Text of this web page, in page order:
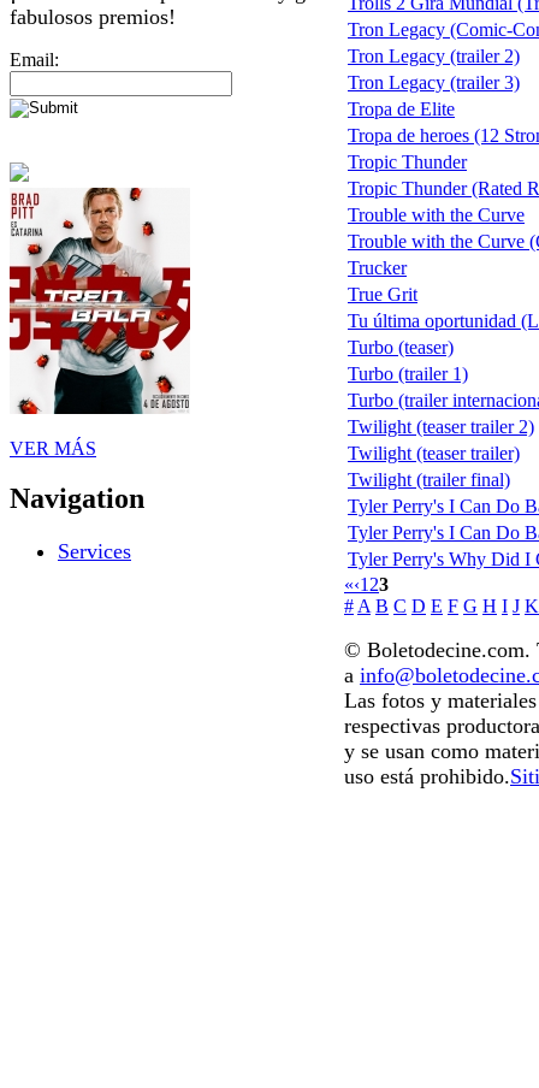
fabulosos premios!
Email:
VER MÁS
Navigation
Services
Tron Legacy (Comic-
Tron Legacy (trailer 2)
Tron Legacy (trailer 3)
Tropa de Elite
Tropa de heroes (12
Tropic Thunder
Tropic Thunder (Rated
Trouble with the Curve
Trouble with the Curve
Trucker
True Grit
Tu última oportunidad
Turbo (teaser)
Turbo (trailer 1)
Turbo (trailer
Twilight (teaser trailer 2)
Twilight (teaser trailer)
Twilight (trailer final)
Tyler Perry's I Can Do
Tyler Perry's I Can Do
Tyler Perry's Why Did I
«‹1 23
# A B C D E F G H I J K
© Boletodecine.com.
a
Las fotos y
respectivas
y se usan como
uso está prohibido.